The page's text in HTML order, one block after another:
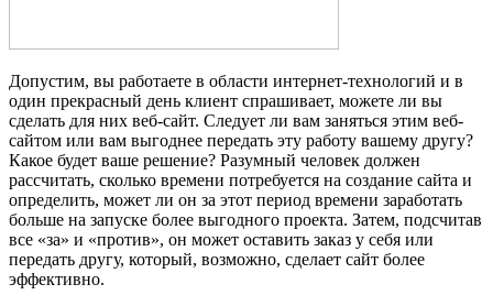
Допустим, вы работаете в области интернет-технологий и в
один прекрасный день клиент спрашивает, можете ли вы
сделать для них веб-сайт. Следует ли вам заняться этим веб-
сайтом или вам выгоднее передать эту работу вашему другу?
Какое будет ваше решение? Разумный человек должен
рассчитать, сколько времени потребуется на создание сайта и
определить, может ли он за этот период времени заработать
больше на запуске более выгодного проекта. Затем, подсчитав
все «за» и «против», он может оставить заказ у себя или
передать другу, который, возможно, сделает сайт более
эффективно.